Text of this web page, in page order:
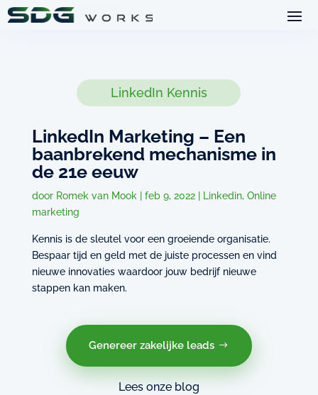
LinkedIn Kennis
LinkedIn Marketing – Een
baanbrekend mechanisme in
de 21e eeuw
door Romek van Mook feb 9, 2022| Linkedin, Online
marketing
Kennis is de sleutel voor een groeiende organisatie.
Bespaar tijd en geld met de juiste processen en vind
nieuwe innovaties waardoor jouw bedrijf nieuwe
stappen kan maken.
Genereer zakelijke leads
Lees onze blog